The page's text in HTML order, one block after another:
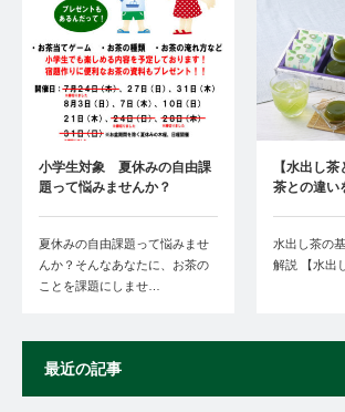
小学生対象 夏休みの自由課
題って悩みませんか？
夏休みの自由課題って悩みませ
んか？そんなあなたに、お茶の
ことを課題にしませ…
【水出し
茶との違
水出し茶の
解説 【水出
最近の記事